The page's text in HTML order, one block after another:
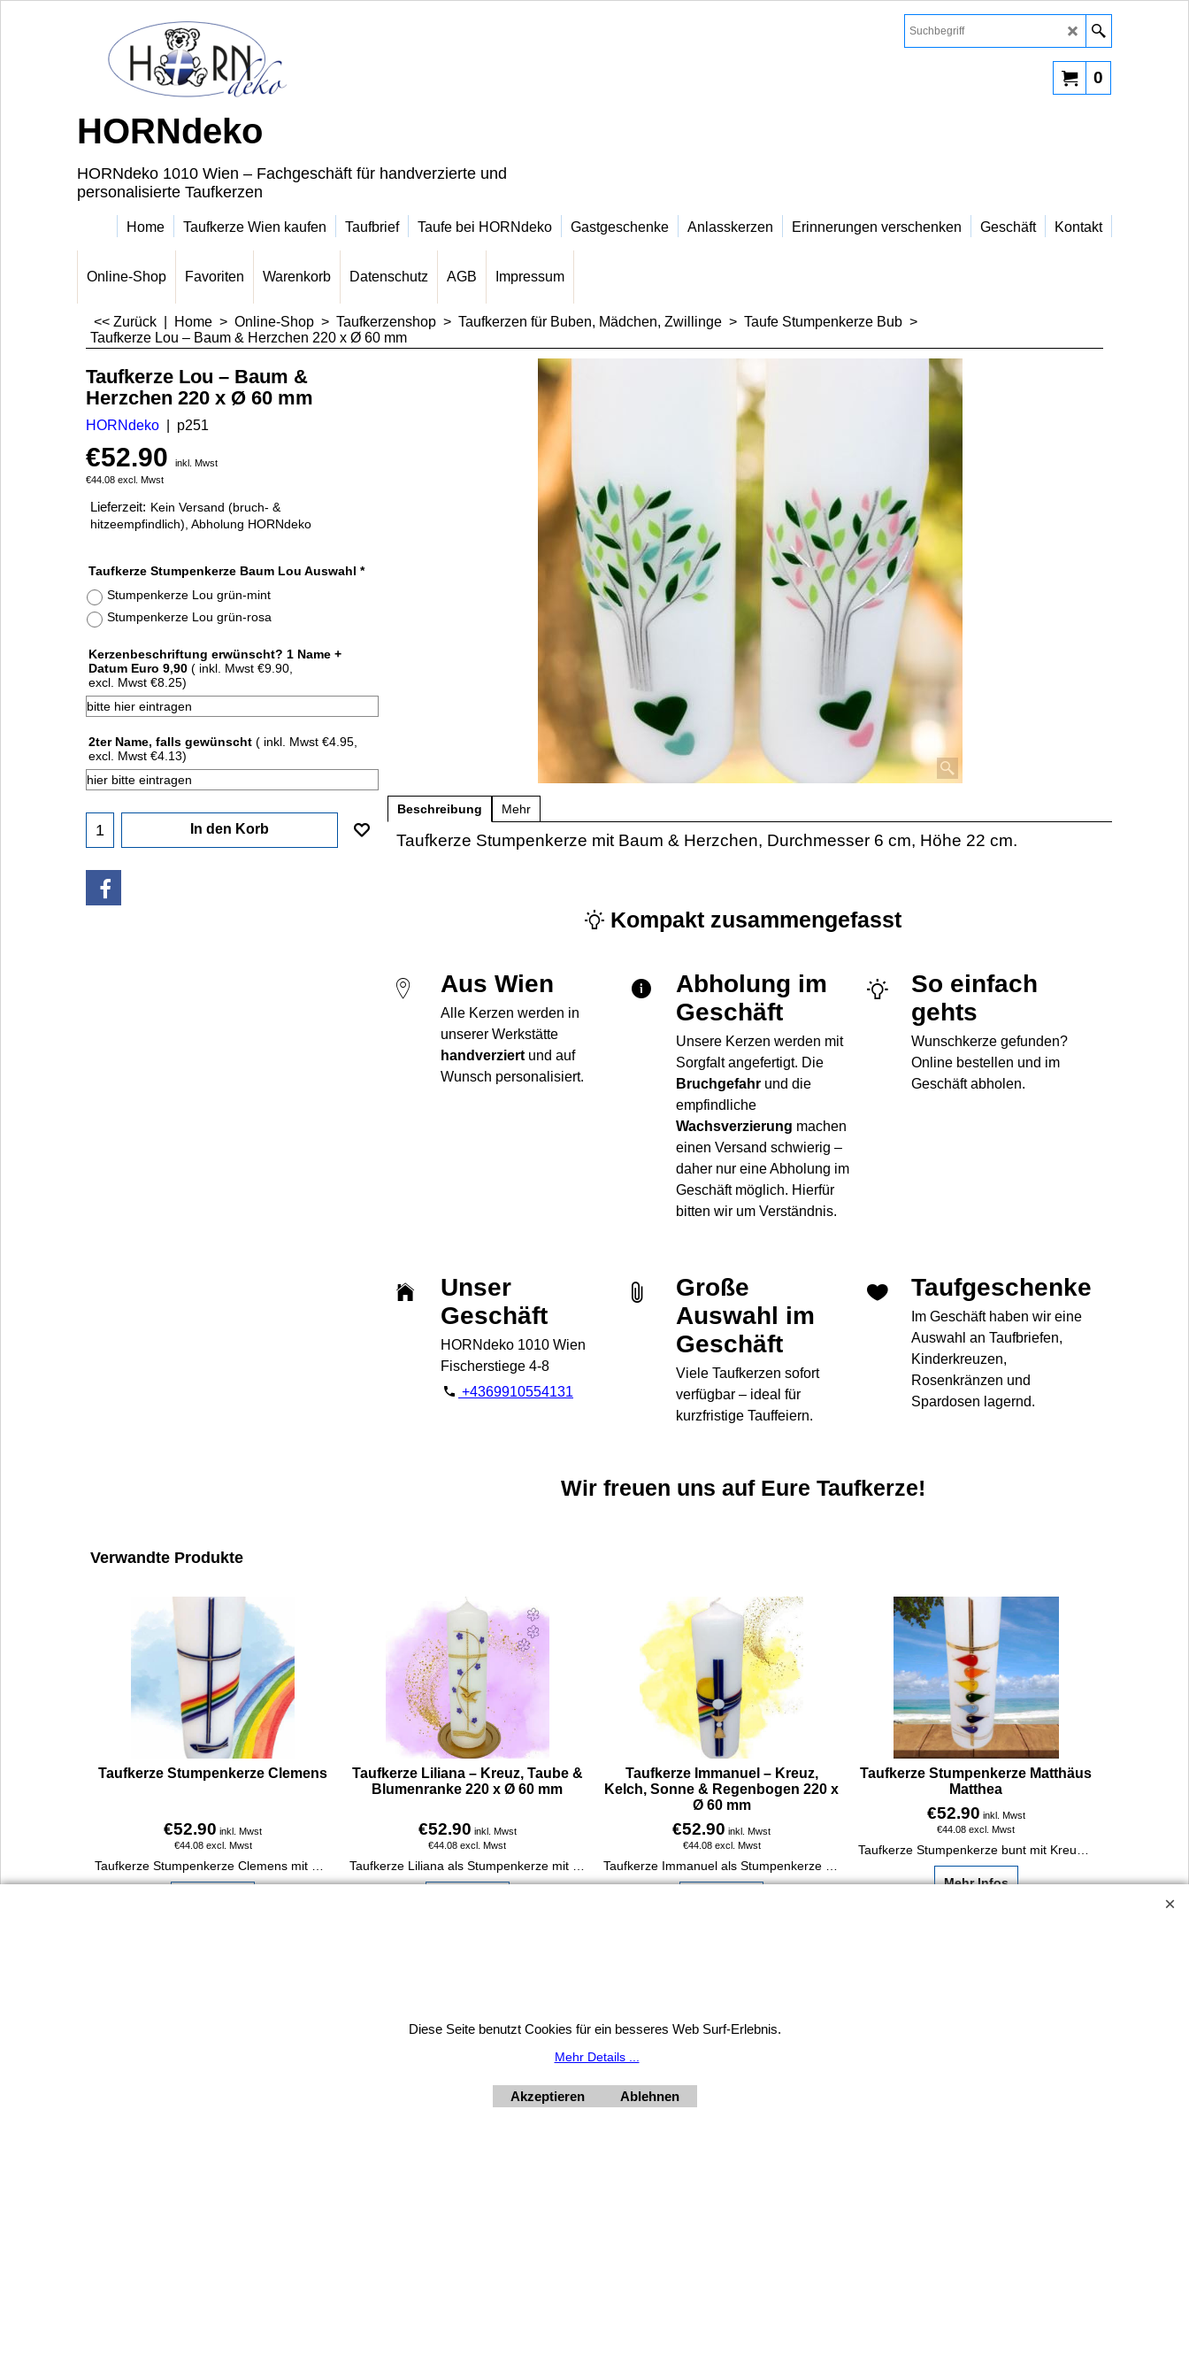
HORNdeko
HORNdeko 1010 Wien – Fachgeschäft für handverzierte und
personalisierte Taufkerzen
0
Home Taufkerze Wien kaufen Taufbrief Taufe bei HORNdeko Gastgeschenke Anlasskerzen Erinnerungen verschenken Geschäft Kontakt
Online-Shop Favoriten Warenkorb Datenschutz AGB Impressum
<< Zurück Home > Online-Shop > Taufkerzenshop > Taufkerzen für Buben, Mädchen, Zwillinge > Taufe Stumpenkerze Bub >
Taufkerze Lou – Baum & Herzchen 220 x Ø 60 mm
Taufkerze Lou – Baum &
Herzchen 220 x Ø 60 mm
HORNdeko p251
€52.90
inkl. Mwst
€44.08 excl. Mwst
Lieferzeit: Kein Versand (bruch- &
hitzeempfindlich), Abholung HORNdeko
Taufkerze Stumpenkerze Baum Lou Auswahl *
Stumpenkerze Lou grün-mint
Stumpenkerze Lou grün-rosa
Kerzenbeschriftung erwünscht? 1 Name +
Datum Euro 9,90 ( inkl. Mwst €9.90,
excl. Mwst €8.25)
2ter Name, falls gewünscht ( inkl. Mwst €4.95,
excl. Mwst €4.13)
In den Korb
Beschreibung Mehr
Taufkerze Stumpenkerze mit Baum & Herzchen, Durchmesser 6 cm, Höhe 22 cm.
Kompakt zusammengefasst
Aus Wien
Alle Kerzen werden in
unserer Werkstätte
handverziert und auf
Wunsch personalisiert.
Abholung im
Geschäft
Unsere Kerzen werden mit
Sorgfalt angefertigt. Die
Bruchgefahr und die
empfindliche
Wachsverzierung machen
einen Versand schwierig –
daher nur eine Abholung im
Geschäft möglich. Hierfür
bitten wir um Verständnis.
So einfach
gehts
Wunschkerze gefunden?
Online bestellen und im
Geschäft abholen.
Unser
Geschäft
HORNdeko 1010 Wien
Fischerstiege 4-8
+4369910554131
Große
Auswahl im
Geschäft
Viele Taufkerzen sofort
verfügbar – ideal für
kurzfristige Tauffeiern.
Taufgeschenke
Im Geschäft haben wir eine
Auswahl an Taufbriefen,
Kinderkreuzen,
Rosenkränzen und
Spardosen lagernd.
Wir freuen uns auf Eure Taufkerze!
Verwandte Produkte
Taufkerze Stumpenkerze Clemens
€52.90 inkl. Mwst
€44.08 excl. Mwst
Taufkerze Stumpenkerze Clemens mit Kreuz, Regenbogen und Fisch. Durchmesser 6 cm, Höhe 22 cm.
Taufkerze Liliana – Kreuz, Taube &
Blumenranke 220 x Ø 60 mm
€52.90 inkl. Mwst
€44.08 excl. Mwst
Taufkerze Liliana als Stumpenkerze mit Kreuz, Taube & Blumenranke. 220 x 60 mm, Flieder & Gold, personalisierbar mit Name & Taufdatum.
Taufkerze Immanuel – Kreuz,
Kelch, Sonne & Regenbogen 220 x
Ø 60 mm
€52.90 inkl. Mwst
€44.08 excl. Mwst
Taufkerze Immanuel als Stumpenkerze mit Kreuz, Kelch, Sonne & Regenbogen. 220 x 60 mm, bunt verziert, personalisierbar mit Name & Taufdatum.
Taufkerze Stumpenkerze Matthäus
Matthea
€52.90 inkl. Mwst
€44.08 excl. Mwst
Taufkerze Stumpenkerze bunt mit Kreuze und Fische. Durchmesser 6 cm, Höhe 22 cm.
Mehr Infos
HORNdeko 1010 Wien, Fischerstiege 4-8
+4369910554131
Diese Seite benutzt Cookies für ein besseres Web Surf-Erlebnis.
Mehr Details ...
Akzeptieren Ablehnen